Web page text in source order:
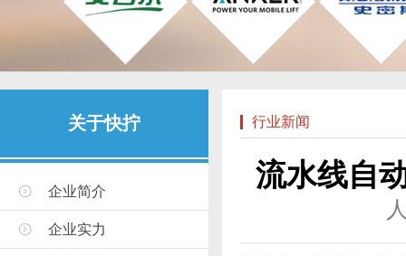
关于快拧
企业简介
企业实力
行业新闻
流水线自